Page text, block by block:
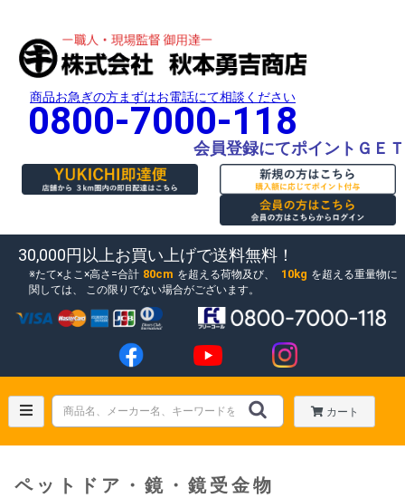
商品お急ぎの方まずはお電話にて相談ください
0800-7000-118
会員登録にてポイントＧＥＴ
30,000円以上お買い上げで送料無料！
たて×よこ×高さ=合計 80cm を超える荷物及び、 10kg を超える重量物に
関しては、
この限りでない場合がございます。
カート
ペットドア・鏡・鏡受金物